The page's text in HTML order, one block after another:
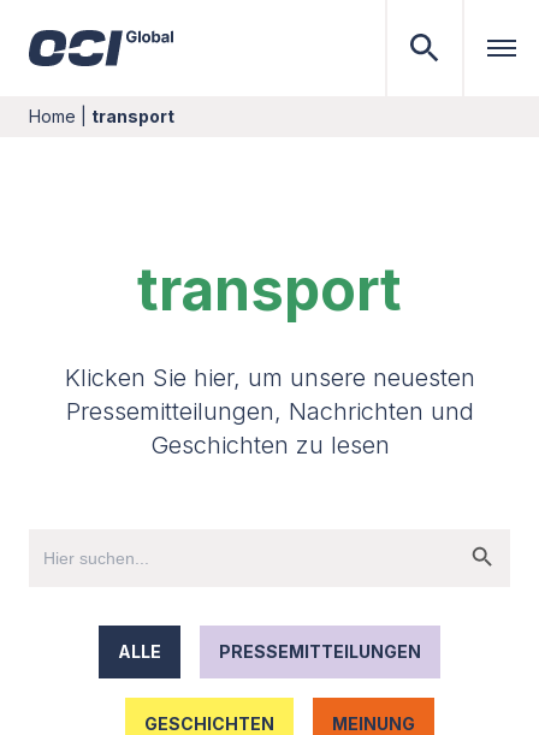
Home transport
transport
Klicken Sie hier, um unsere neuesten
Pressemitteilungen, Nachrichten und
Geschichten zu lesen
ALLE PRESSEMITTEILUNGEN
GESCHICHTEN MEINUNG